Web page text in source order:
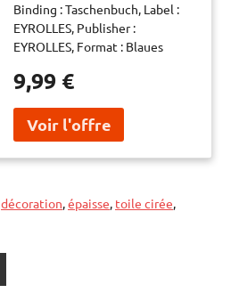
Intérieur Peut Agir Sur
Vos Émotions Et Vous
Aider À Concrétiser Vos
Binding : Taschenbuch, Label :
EYROLLES, Publisher :
EYROLLES, Format : Blaues
numberOfPages : 150,
releaseDate : 2023-10-26,
authors : Franck Dupuy, ISBN :
2416011642
9,99 €
décoration,épaisse, toile cirée,